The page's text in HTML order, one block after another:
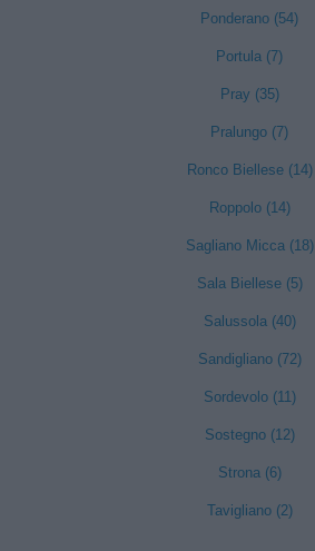
Ponderano (54)
Portula (7)
Pray (35)
Pralungo (7)
Ronco Biellese (14)
Roppolo (14)
Sagliano Micca (18)
Sala Biellese (5)
Salussola (40)
Sandigliano (72)
Sordevolo (11)
Sostegno (12)
Strona (6)
Tavigliano (2)